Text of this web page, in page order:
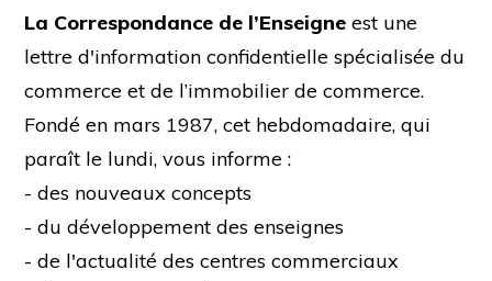
La Correspondance de l’Enseigne est une
lettre d'information confidentielle spécialisée du
commerce et de l’immobilier de commerce.
Fondé en mars 1987, cet hebdomadaire, qui
paraît le lundi, vous informe :
- des nouveaux concepts
- du développement des enseignes
- de l'actualité des centres commerciaux